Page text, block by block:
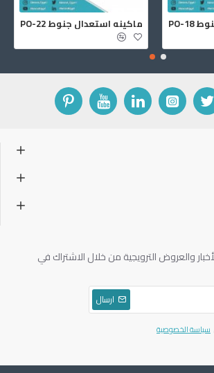
ماكينه استعدال جنوط PO-18
والعروض الترويجية من خلال الاشتراك في
ارسال
سياسة الخصوصية